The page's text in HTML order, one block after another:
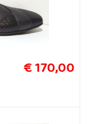
€ 170,00